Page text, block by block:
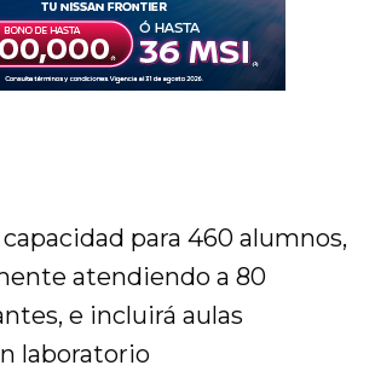
para 460 alumnos,
atendiendo a 80
e incluirá aulas
laboratorio